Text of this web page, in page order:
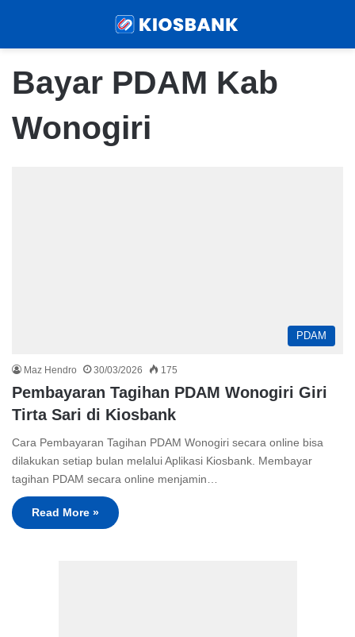
Bayar PDAM Kab
Wonogiri
PDAM
Maz Hendro 30/03/2026 175
Pembayaran Tagihan PDAM Wonogiri Giri
Tirta Sari di Kiosbank
Cara Pembayaran Tagihan PDAM Wonogiri secara online bisa
dilakukan setiap bulan melalui Aplikasi Kiosbank. Membayar
tagihan PDAM secara online menjamin…
Read More »